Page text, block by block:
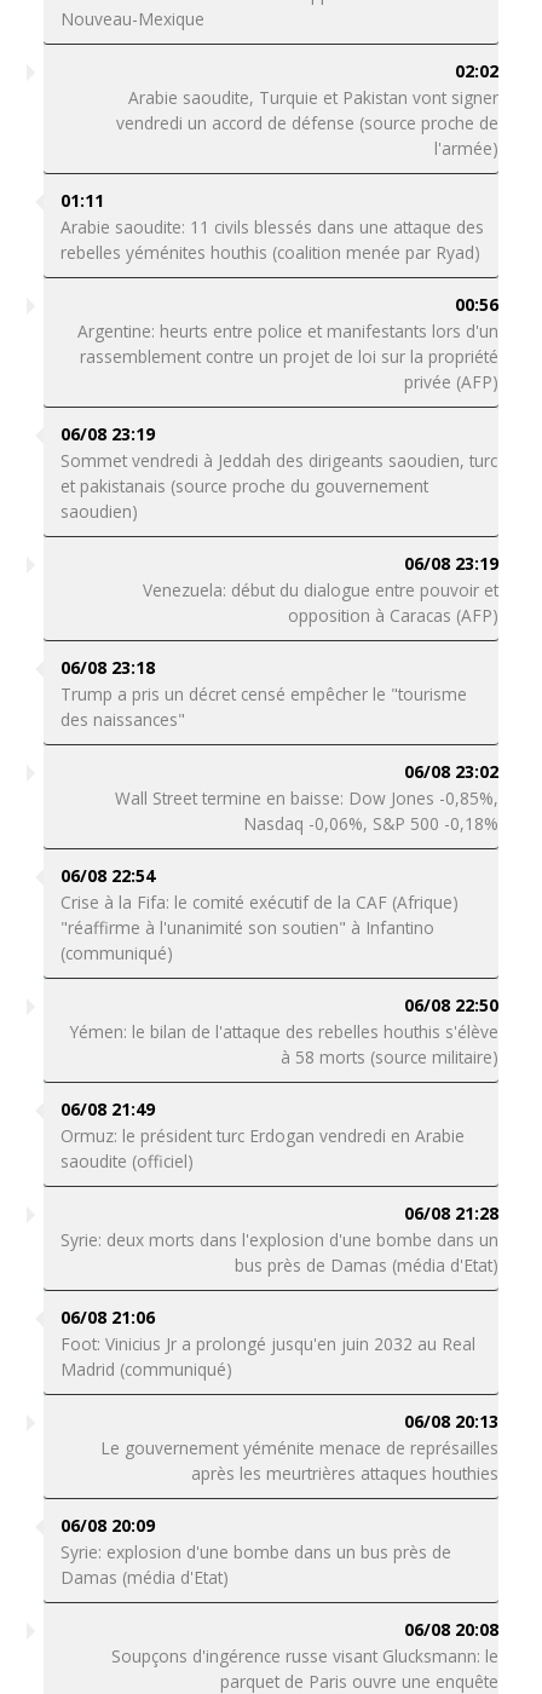
Nouveau-Mexique
02:02
Arabie saoudite, Turquie et Pakistan vont signer
vendredi un accord de défense (source proche de
l'armée)
01:11
Arabie saoudite: 11 civils blessés dans une attaque des
rebelles yéménites houthis (coalition menée par Ryad)
00:56
Argentine: heurts entre police et manifestants lors d'un
rassemblement contre un projet de loi sur la propriété
privée (AFP)
06/08 23:19
Sommet vendredi à Jeddah des dirigeants saoudien, turc
et pakistanais (source proche du gouvernement
saoudien)
06/08 23:19
Venezuela: début du dialogue entre pouvoir et
opposition à Caracas (AFP)
06/08 23:18
Trump a pris un décret censé empêcher le "tourisme
des naissances"
06/08 23:02
Wall Street termine en baisse: Dow Jones -0,85%,
Nasdaq -0,06%, S&P 500 -0,18%
06/08 22:54
Crise à la Fifa: le comité exécutif de la CAF (Afrique)
"réaffirme à l'unanimité son soutien" à Infantino
(communiqué)
06/08 22:50
Yémen: le bilan de l'attaque des rebelles houthis s'élève
à 58 morts (source militaire)
06/08 21:49
Ormuz: le président turc Erdogan vendredi en Arabie
saoudite (officiel)
06/08 21:28
Syrie: deux morts dans l'explosion d'une bombe dans un
bus près de Damas (média d'Etat)
06/08 21:06
Foot: Vinicius Jr a prolongé jusqu'en juin 2032 au Real
Madrid (communiqué)
06/08 20:13
Le gouvernement yéménite menace de représailles
après les meurtrières attaques houthies
06/08 20:09
Syrie: explosion d'une bombe dans un bus près de
Damas (média d'Etat)
06/08 20:08
Soupçons d'ingérence russe visant Glucksmann: le
parquet de Paris ouvre une enquête